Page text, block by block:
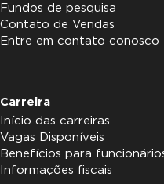
Fundos de pesquisa
Contato de Vendas
Entre em contato conosco
Carreira
Início das carreiras
Vagas Disponíveis
Benefícios para
Informações fiscais